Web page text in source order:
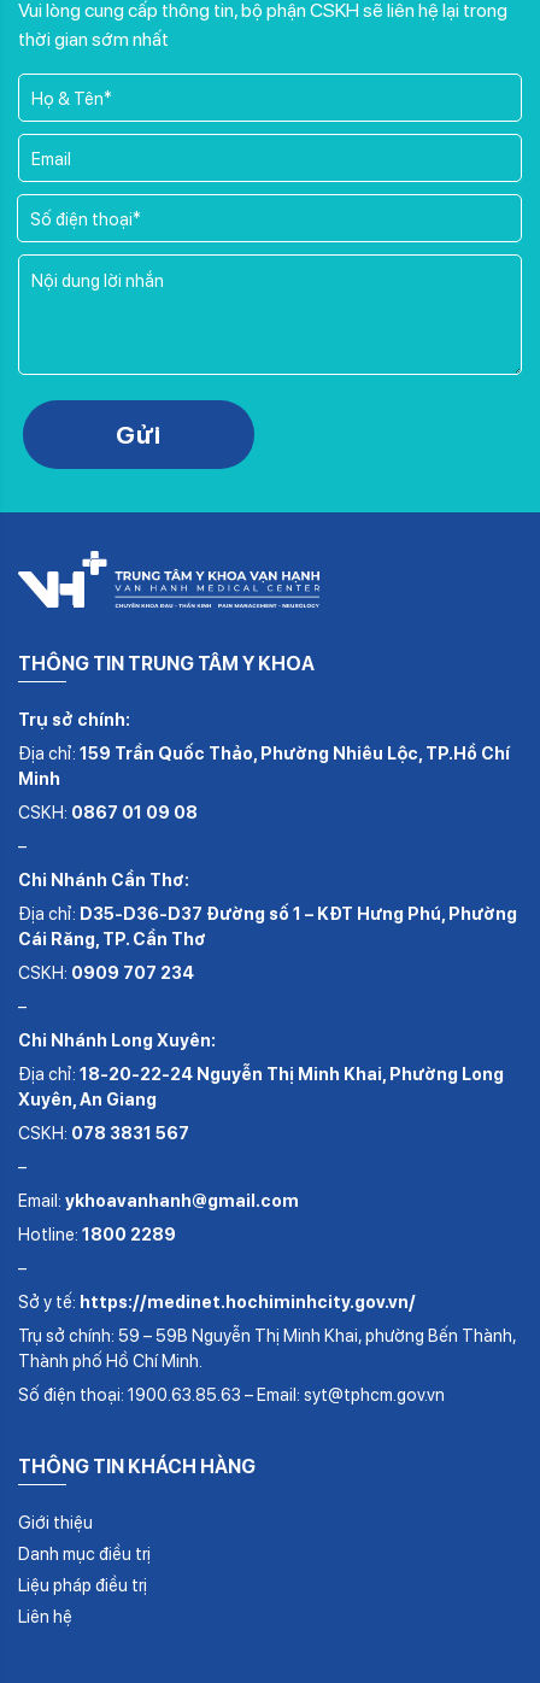
THÔNG TIN TRUNG TÂM Y KHOA
Trụ sở chính:
Địa chỉ: 159 Trần Quốc Thảo, Phường Nhiêu Lộc, TP.Hồ Chí
Minh
CSKH: 0867 01 09 08
–
Chi Nhánh Cần Thơ:
Địa chỉ: D35-D36-D37 Đường số 1 – KĐT Hưng Phú, Phường
Cái Răng, TP. Cần Thơ
CSKH: 0909 707 234
–
Chi Nhánh Long Xuyên:
Địa chỉ: 18-20-22-24 Nguyễn Thị Minh Khai, Phường Long
Xuyên, An Giang
CSKH: 078 3831 567
–
Email: ykhoavanhanh@gmail.com
Hotline: 1800 2289
–
Sở y tế: https://medinet.hochiminhcity.gov.vn/
Trụ sở chính: 59 – 59B Nguyễn Thị Minh Khai, phường Bến Thành,
Thành phố Hồ Chí Minh.
Số điện thoại: 1900.63.85.63 – Email: syt@tphcm.gov.vn
THÔNG TIN KHÁCH HÀNG
Giới thiệu
Danh mục điều trị
Liệu pháp điều trị
Liên hệ
Vui lòng cung cấp thông tin, bộ phận CSKH sẽ liên hệ lại trong
thời gian sớm nhất
Please leave this field empty.
Gửi